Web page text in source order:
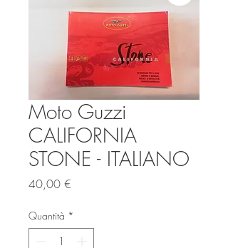
Moto Guzzi
CALIFORNIA
STONE - ITALIANO
40,00 €
Quantità *